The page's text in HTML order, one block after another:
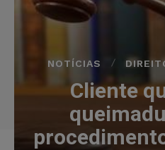
NOTÍCIAS
Cliente